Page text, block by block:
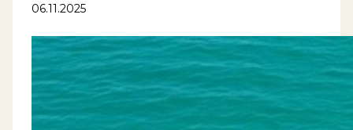
06.11.2025